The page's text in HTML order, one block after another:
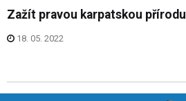
Zažít pravou karpatskou přírodu
18. 05. 2022